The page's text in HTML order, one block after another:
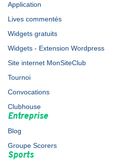
Application
Lives commentés
Widgets gratuits
Widgets - Extension Wordpress
Site internet MonSiteClub
Tournoi
Convocations
Clubhouse
Entreprise
Blog
Groupe Scorers
Sports